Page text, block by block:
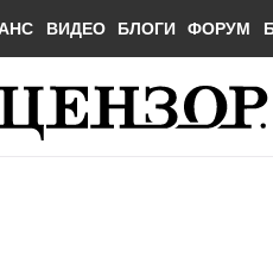
ВИДЕО БЛОГИ ФОРУМ